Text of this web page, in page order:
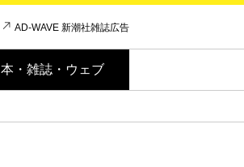
AD-WAVE 新潮社雑誌広告
本・雑誌・ウェブ